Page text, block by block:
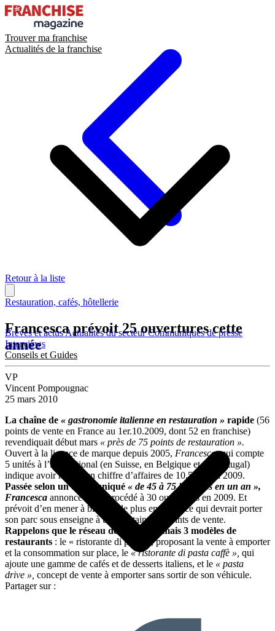
Trouver ma franchise
Actualités de la franchise
Brèves et actusActualités du secteurCommuniqués de presse
Interviews
Conseils et Guides
Retour à la liste
Restauration, cafés, hôtellerie
Francesca prévoit 25 ouvertures cette
année
VP
Vincent Pompougnac
25 mars 2010
La chaîne de « gastronomie italienne en restauration » rapide (56
points de vente en France au 1er.10.2009, dont 52 en franchise)
revendiquait début mars « près de 75 points de restauration ».
Ouvert à la licence de marque depuis 2005, Francesca, qui compte
5 unités à l’international (en Suisse, en Belgique et au Portugal)
indique avoir réalisé un chiffre d’affaires de 10,5 M€ en 2009.
Passée selon un communiqué « de 45 à 75 licenciés en un an »,
Francesca annonce avoir procédé à 30 ouvertures en 2009. Et
prévoit d’en mener à bien 25 de plus en 2010, ce qui devrait porter
son parc sous enseigne à une centaine de points de vente.
Rappelons que le réseau décline désormais 3 modèles de
restaurants : le « ristorante di pasta », proposant la vente à emporter
et la consommation sur place, le « ristorante di pasta caffè », qui
ajoute une gamme de cafés et de desserts italiens, et le « pasta
drive », concept de vente à emporter sans sortir de son véhicule.
Partager sur :